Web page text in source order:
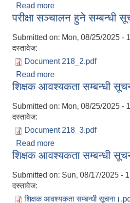
Read more
परीक्षा सञ्‍चालन हुने सम्बन्धी
Submitted on: Mon, 08/25/2025 -
दस्तावेज:
Document 218_2.pdf
Read more
शिक्षक आवश्यकता सम्बन्धी
Submitted on: Mon, 08/25/2025 -
दस्तावेज:
Document 218_3.pdf
Read more
शिक्षक आवश्यकता सम्बन्धी
Submitted on: Sun, 08/17/2025 -
दस्तावेज:
शिक्षक आवश्यकता सम्बन्धी